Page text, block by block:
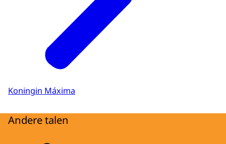
Koningin Máxima
Andere talen